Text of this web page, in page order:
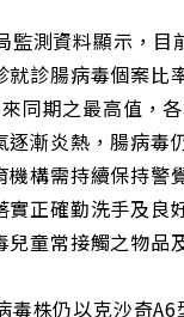
測資料顯示，目
就診腸病毒個案比
同期之最高值，
逐漸炎熱，腸病毒
機構需持續保持警
正確勤洗手及良
兒童常接觸之物品
株仍以克沙奇A6